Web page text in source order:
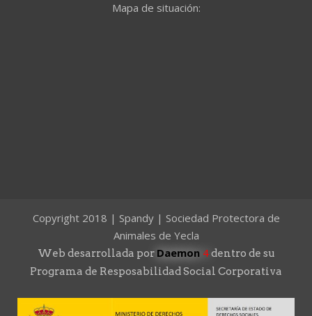
Mapa de situación:
Copyright 2018 | Spandy | Sociedad Protectora de
Animales de Yecla
Web desarrollada por Daemon 4dentro de su
Programa de Resposabilidad Social Corporativa